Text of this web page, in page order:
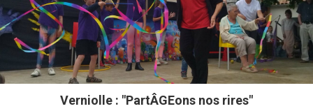
Verniolle : "PartÂGEons nos rires"